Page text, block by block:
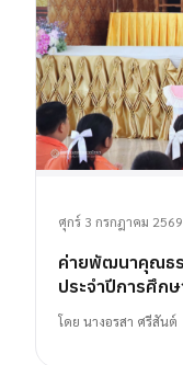
ศุกร์ 3 กรกฎาคม 2569
ค่ายพัฒนาคุณธร
ประจำปีการศึก
โดย นางอรสา ศรีสันต์